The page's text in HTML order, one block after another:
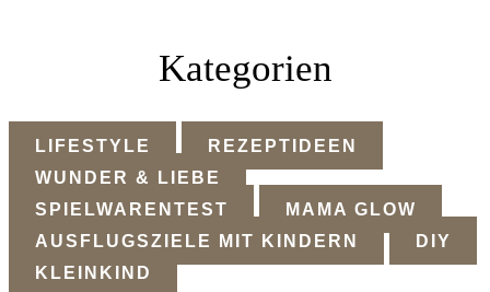
Kategorien
LIFESTYLE
REZEPTIDEEN
WUNDER & LIEBE
SPIELWARENTEST
MAMA GLOW
AUSFLUGSZIELE MIT KINDERN
DIY
KLEINKIND